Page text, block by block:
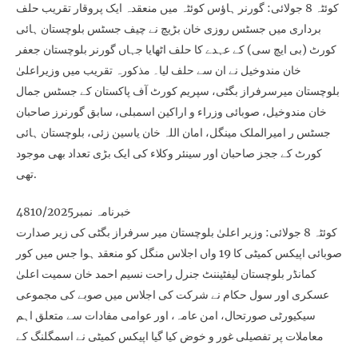
کوئٹہ 8 جولائی: گورنر ہاؤس کوئٹہ میں منعقدہ ایک پروقار تقریب حلف
برداری میں جسٹس روزی خان بڑیچ نے چیف جسٹس بلوچستان ہائی
کورٹ (بی ایچ سی) کے عہدے کا حلف اٹھایا جہاں گورنر بلوچستان جعفر
خان مندوخیل نے ان سے حلف لیا۔ مذکورہ تقریب میں وزیراعلیٰ
بلوچستان میرسرفراز بگٹی، سپریم کورٹ آف پاکستان کے جسٹس جمال
خان مندوخیل، صوبائی وزراء و اراکین اسمبلی، سابق گورنرز صاحبان
جسٹس ر امیرالملک مینگل، امان اللہ خان یاسین زئی، بلوچستان ہائی
کورٹ کے ججز صاحبان اور سینئر وکلاء کی ایک بڑی تعداد بھی موجود
تھی.
خبرنامہ نمبر4810/2025
کوئٹہ 8 جولائی: وزیر اعلیٰ بلوچستان میر سرفراز بگٹی کی زیر صدارت
صوبائی اپیکس کمیٹی کا 19 واں اجلاس منگل کو منعقد ہوا جس میں کور
کمانڈر بلوچستان لیفٹیننٹ جنرل راحت نسیم احمد خان سمیت اعلیٰ
عسکری اور سول حکام نے شرکت کی اجلاس میں صوبے کی مجموعی
سیکیورٹی صورتحال، امن عامہ، اور عوامی مفادات سے متعلق اہم
معاملات پر تفصیلی غور و خوض کیا گیا اپیکس کمیٹی نے اسمگلنگ کے